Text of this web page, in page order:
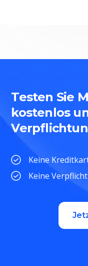
Testen Sie
kostenlos
Keine
Keine